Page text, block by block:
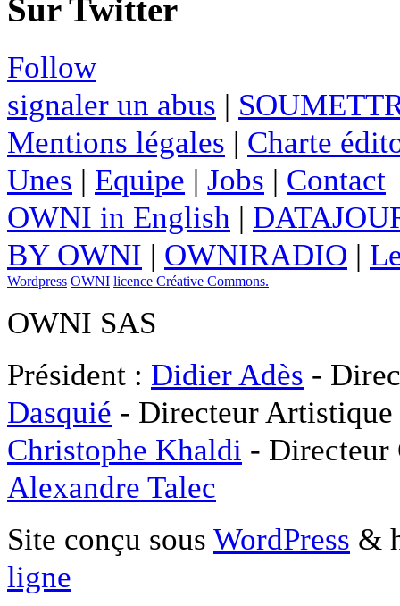
Sur Twitter
Follow
signaler un abus |
Mentions légales | Charte
Unes | Equipe | Jobs | Contact
OWNI in English |
BY OWNI | OWNIRADIO |
Wordpress OWNI licence Créative Commons.
OWNI SAS
Président : Didier Adès -
Dasquié - Directeur
Christophe Khaldi -
Alexandre Talec
Site conçu sous WordPress &
ligne